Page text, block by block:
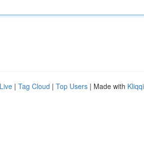
Live | Tag Cloud | Top Users | Made with